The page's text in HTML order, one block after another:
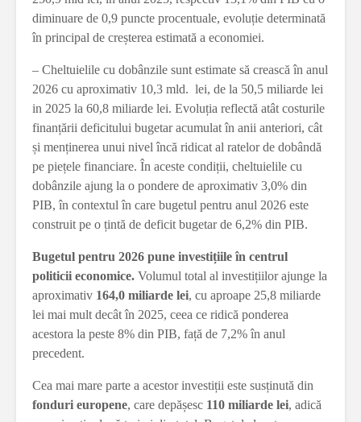
diminuare de 0,9 puncte procentuale, evoluție determinată
în principal de creșterea estimată a economiei.
– Cheltuielile cu dobânzile sunt estimate să crească în anul
2026 cu aproximativ 10,3 mld. lei, de la 50,5 miliarde lei
in 2025 la 60,8 miliarde lei. Evoluția reflectă atât costurile
finanțării deficitului bugetar acumulat în anii anteriori, cât
și menținerea unui nivel încă ridicat al ratelor de dobândă
pe piețele financiare. În aceste condiții, cheltuielile cu
dobânzile ajung la o pondere de aproximativ 3,0% din
PIB, în contextul în care bugetul pentru anul 2026 este
construit pe o țintă de deficit bugetar de 6,2% din PIB.
Bugetul pentru 2026 pune investițiile în centrul
politicii economice. Volumul total al investițiilor ajunge la
aproximativ 164,0 miliarde lei, cu aproape 25,8 miliarde
lei mai mult decât în 2025, ceea ce ridică ponderea
acestora la peste 8% din PIB, față de 7,2% în anul
precedent.
Cea mai mare parte a acestor investiții este susținută din
fonduri europene, care depășesc 110 miliarde lei, adică